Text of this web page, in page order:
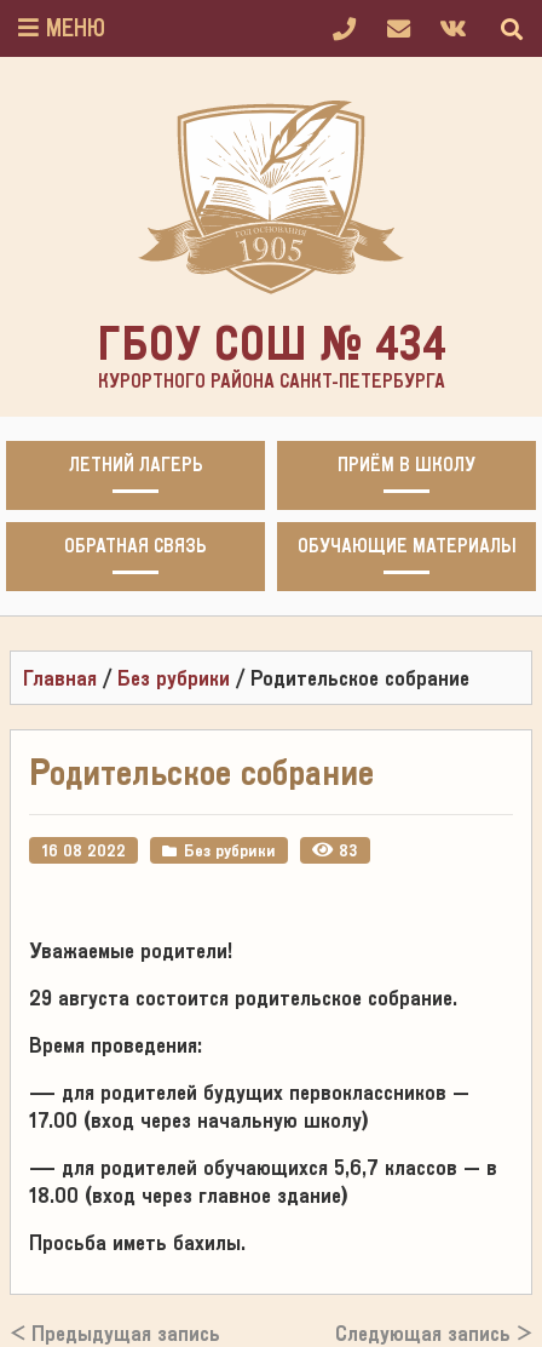
МЕНЮ
ГБОУ СОШ № 434
КУРОРТНОГО РАЙОНА САНКТ-ПЕТЕРБУРГА
ЛЕТНИЙ ЛАГЕРЬ ПРИЁМ В ШКОЛУ
ОБРАТНАЯ СВЯЗЬ ОБУЧАЮЩИЕ МАТЕРИАЛЫ
Главная / Без рубрики / Родительское собрание
Родительское собрание
16 08 2022 Без рубрики 83
Уважаемые родители!
29 августа состоится родительское собрание.
Время проведения:
— для родителей будущих первоклассников –
17.00 (вход через начальную школу)
— для родителей обучающихся 5,6,7 классов – в
18.00 (вход через главное здание)
Просьба иметь бахилы.
< Предыдущая запись Следующая запись >